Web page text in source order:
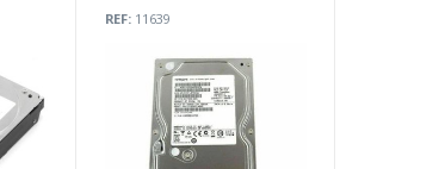
REF:11639